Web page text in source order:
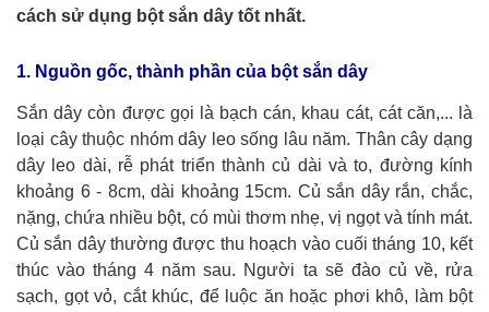
cách sử dụng bột sắn dây tốt nhất.
1. Nguồn gốc, thành phần của bột sắn dây
Sắn dây còn được gọi là bạch cán, khau cát, cát căn,... là
loại cây thuộc nhóm dây leo sống lâu năm. Thân cây dạng
dây leo dài, rễ phát triển thành củ dài và to, đường kính
khoảng 6 - 8cm, dài khoảng 15cm. Củ sắn dây rắn, chắc,
nặng, chứa nhiều bột, có mùi thơm nhẹ, vị ngọt và tính mát.
Củ sắn dây thường được thu hoạch vào cuối tháng 10, kết
thúc vào tháng 4 năm sau. Người ta sẽ đào củ về, rửa
sạch, gọt vỏ, cắt khúc, để luộc ăn hoặc phơi khô, làm bột